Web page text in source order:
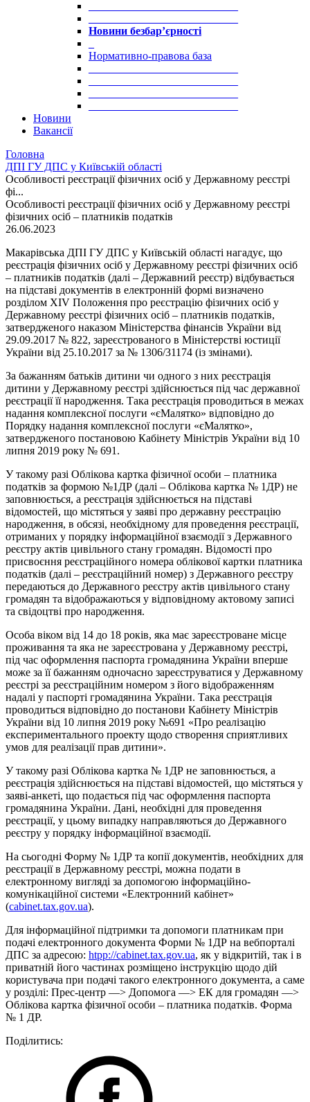
Новини безбар’єрності
Нормативно-правова база
Новини
Вакансії
Головна
ДПІ ГУ ДПС у Київській області
Особливості реєстрації фізичних осіб у Державному реєстрі
фі...
Особливості реєстрації фізичних осіб у Державному реєстрі
фізичних осіб – платників податків
26.06.2023
Макарівська ДПІ ГУ ДПС у Київській області нагадує, що
реєстрація фізичних осіб у Державному реєстрі фізичних осіб
– платників податків (далі – Державний реєстр) відбувається
на підставі документів в електронній формі визначено
розділом XIV Положення про реєстрацію фізичних осіб у
Державному реєстрі фізичних осіб – платників податків,
затвердженого наказом Міністерства фінансів України від
29.09.2017 № 822, зареєстрованого в Міністерстві юстиції
України від 25.10.2017 за № 1306/31174 (із змінами).
За бажанням батьків дитини чи одного з них реєстрація
дитини у Державному реєстрі здійснюється під час державної
реєстрації її народження. Така реєстрація проводиться в межах
надання комплексної послуги «єМалятко» відповідно до
Порядку надання комплексної послуги «єМалятко»,
затвердженого постановою Кабінету Міністрів України від 10
липня 2019 року № 691.
У такому разі Облікова картка фізичної особи – платника
податків за формою №1ДР (далі – Облікова картка № 1ДР) не
заповнюється, а реєстрація здійснюється на підставі
відомостей, що містяться у заяві про державну реєстрацію
народження, в обсязі, необхідному для проведення реєстрації,
отриманих у порядку інформаційної взаємодії з Державного
реєстру актів цивільного стану громадян. Відомості про
присвоєння реєстраційного номера облікової картки платника
податків (далі – реєстраційний номер) з Державного реєстру
передаються до Державного реєстру актів цивільного стану
громадян та відображаються у відповідному актовому записі
та свідоцтві про народження.
Особа віком від 14 до 18 років, яка має зареєстроване місце
проживання та яка не зареєстрована у Державному реєстрі,
під час оформлення паспорта громадянина України вперше
може за її бажанням одночасно зареєструватися у Державному
реєстрі за реєстраційним номером з його відображенням
надалі у паспорті громадянина України. Така реєстрація
проводиться відповідно до постанови Кабінету Міністрів
України від 10 липня 2019 року №691 «Про реалізацію
експериментального проекту щодо створення сприятливих
умов для реалізації прав дитини».
У такому разі Облікова картка № 1ДР не заповнюється, а
реєстрація здійснюється на підставі відомостей, що містяться у
заяві-анкеті, що подається під час оформлення паспорта
громадянина України. Дані, необхідні для проведення
реєстрації, у цьому випадку направляються до Державного
реєстру у порядку інформаційної взаємодії.
На сьогодні Форму № 1ДР та копії документів, необхідних для
реєстрації в Державному реєстрі, можна подати в
електронному вигляді за допомогою інформаційно-
комунікаційної системи «Електронний кабінет»
(саbіnet.tах.gov.ua).
Для інформаційної підтримки та допомоги платникам при
подачі електронного документа Форми № 1ДР на вебпорталі
ДПС за адресою: htpp://саbіnet.tах.gov.ua, як у відкритій, так і в
приватній його частинах розміщено інструкцію щодо дій
користувача при подачі такого електронного документа, а саме
у розділі: Прес-центр —> Допомога —> ЕК для громадян —>
Облікова картка фізичної особи – платника податків. Форма
№ 1 ДР.
Поділитись: